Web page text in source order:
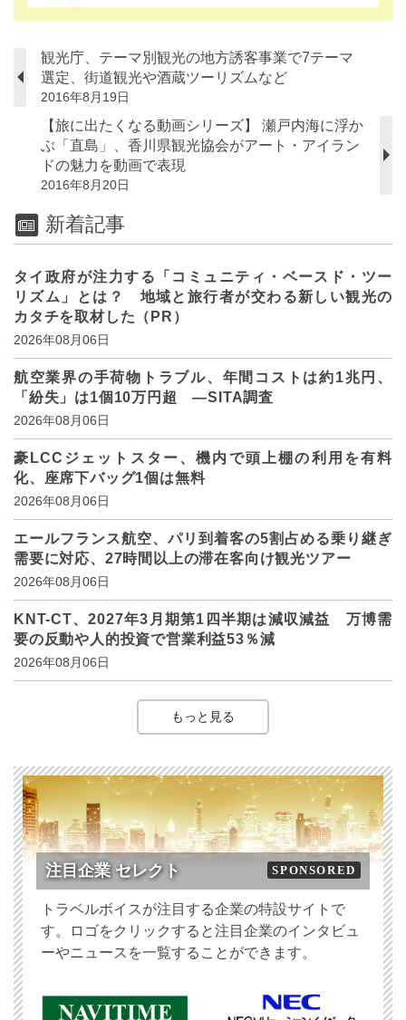
観光庁、テーマ別観光の地方誘客事業で7テーマ
選定、街道観光や酒蔵ツーリズムなど
2016年8月19日
【旅に出たくなる動画シリーズ】 瀬戸内海に浮か
ぶ「直島」、香川県観光協会がアート・アイラン
ドの魅力を動画で表現
2016年8月20日
新着記事
タイ政府が注力する「コミュニティ・ベースド・ツー
リズム」とは？ 地域と旅行者が交わる新しい観光の
カタチを取材した（PR）
2026年08月06日
航空業界の手荷物トラブル、年間コストは約1兆円、
「紛失」は1個10万円超 ―SITA調査
2026年08月06日
豪LCCジェットスター、機内で頭上棚の利用を有料
化、座席下バッグ1個は無料
2026年08月06日
エールフランス航空、パリ到着客の5割占める乗り継ぎ
需要に対応、27時間以上の滞在客向け観光ツアー
2026年08月06日
KNT-CT、2027年3月期第1四半期は減収減益 万博需
要の反動や人的投資で営業利益53％減
2026年08月06日
もっと見る
注目企業 セレクト SPONSORED
トラベルボイスが注目する企業の特設サイトで
す。ロゴをクリックすると注目企業のインタビュ
ーやニュースを一覧することができます。